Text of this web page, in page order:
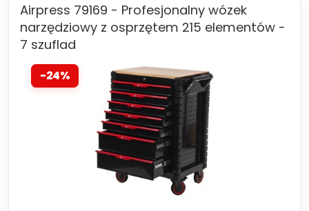
Airpress 79169 - Profesjonalny wózek
narzędziowy z osprzętem 215 elementów -
7 szuflad
-24%